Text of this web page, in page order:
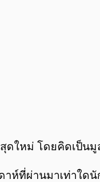
หม่ โดยคิดเป็นมู
ที่ผ่านมาเท่าใด